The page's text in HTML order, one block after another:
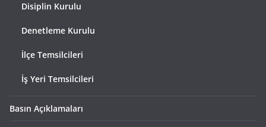
Disiplin Kurulu
Denetleme Kurulu
İlçe Temsilcileri
İş Yeri Temsilcileri
Basın Açıklamaları